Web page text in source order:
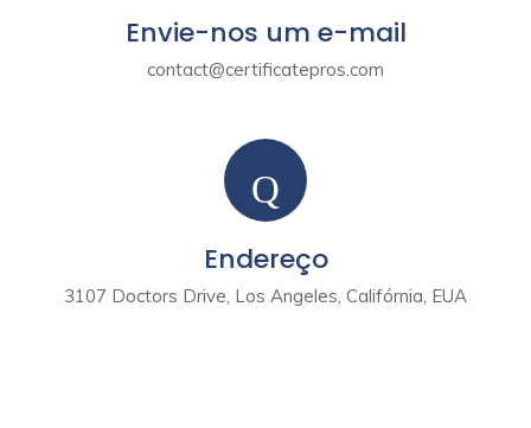
Envie-nos um e-mail
contact@certificatepros.com
Endereço
3107 Doctors Drive, Los Angeles, Califórnia, EUA